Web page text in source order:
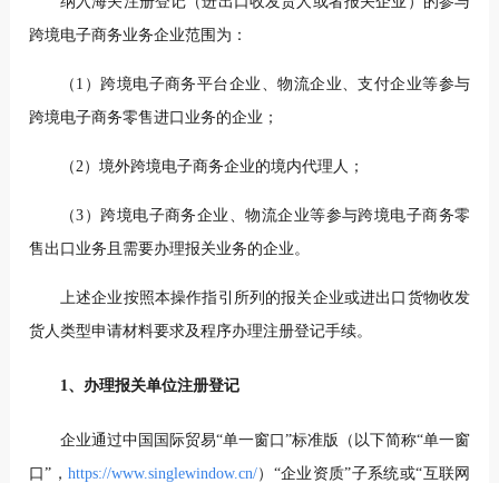
跨境电子商务业务企业范围为：
（1）跨境电子商务平台企业、物流企业、支付企业等参与
跨境电子商务零售进口业务的企业；
（2）境外跨境电子商务企业的境内代理人；
（3）跨境电子商务企业、物流企业等参与跨境电子商务零
售出口业务且需要办理报关业务的企业。
上述企业按照本操作指引所列的报关企业或进出口货物收发
货人类型申请材料要求及程序办理注册登记手续。
1、办理报关单位注册登记
企业通过中国国际贸易“单一窗口”标准版（以下简称“单一窗
口”， https://www.singlewindow.cn/）“企业资质”子系统或“互联网